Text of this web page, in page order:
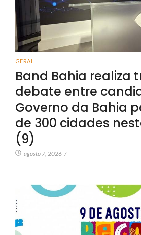
GERAL
Band Bahia realiza
debate entre
Governo da Bahia
de 300 cidades
(9)
agosto 7, 2026 /